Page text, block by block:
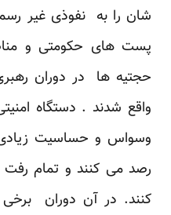
شان را به نفوذی غیر
پست های حکومتی و
حجتیه ها در دوران
واقع شدند . دستگاه
وسواس و حساسیت
رصد می کنند و تمام رفت
کنند. در آن دوران